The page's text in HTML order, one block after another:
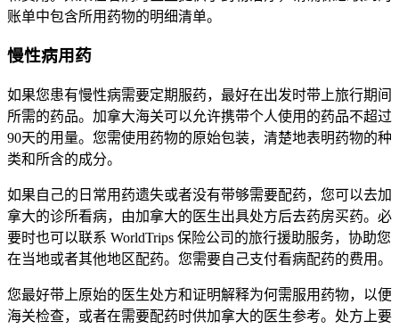
账单中包含所用药物的明细清单。
慢性病用药
如果您患有慢性病需要定期服药，最好在出发时带上旅行期间
所需的药品。加拿大海关可以允许携带个人使用的药品不超过
90天的用量。您需使用药物的原始包装，清楚地表明药物的种
类和所含的成分。
如果自己的日常用药遗失或者没有带够需要配药，您可以去加
拿大的诊所看病，由加拿大的医生出具处方后去药房买药。必
要时也可以联系 WorldTrips 保险公司的旅行援助服务，协助您
在当地或者其他地区配药。您需要自己支付看病配药的费用。
您最好带上原始的医生处方和证明解释为何需服用药物，以便
海关检查，或者在需要配药时供加拿大的医生参考。处方上要